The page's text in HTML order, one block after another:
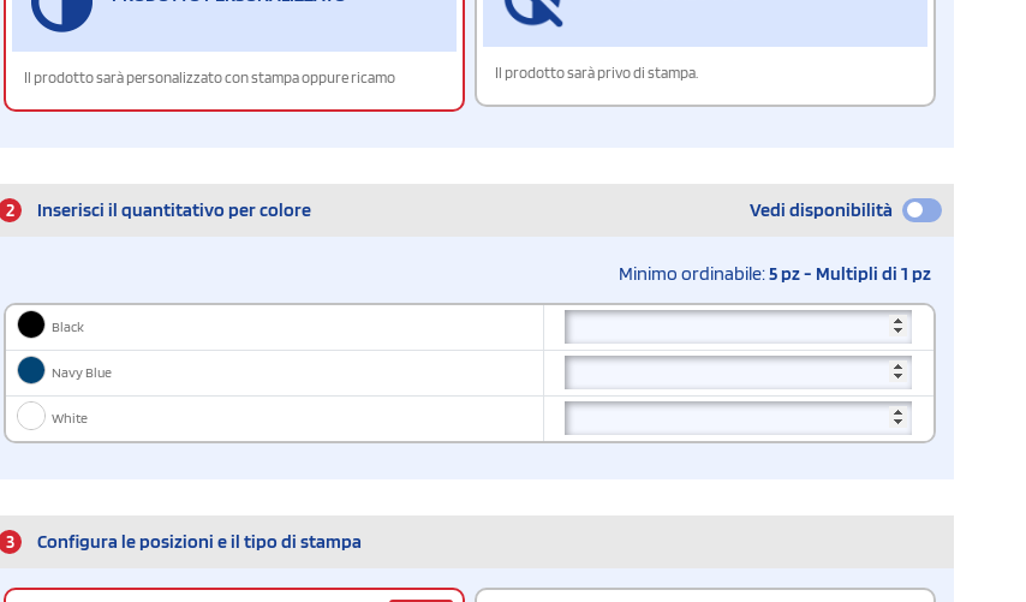
Il prodotto sarà personalizzato con stampa oppure ricamo Il prodotto sarà privo di stampa.
2 Inserisci il quantitativo per colore Vedi disponibilità
Minimo ordinabile:5 pz - Multipli di 1 pz
Black
Navy Blue
White
3 Configura le posizioni e il tipo di stampa